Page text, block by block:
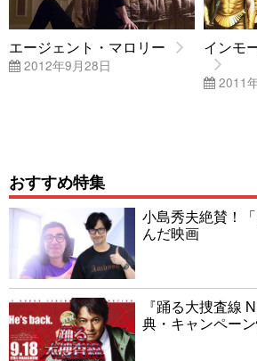
エージェント・マロリー
2012年9月28日
インモ
2011
おすすめ特集
小島秀夫絶賛！
んだ映画
『踊る大捜査線
典・キャンペー